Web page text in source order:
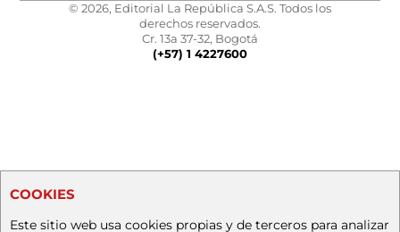
© 2026, Editorial La República S.A.S. Todos los
derechos reservados.
Cr. 13a 37-32, Bogotá
(+57) 1 4227600
COOKIES
Este sitio web usa cookies propias y de terceros para analizar